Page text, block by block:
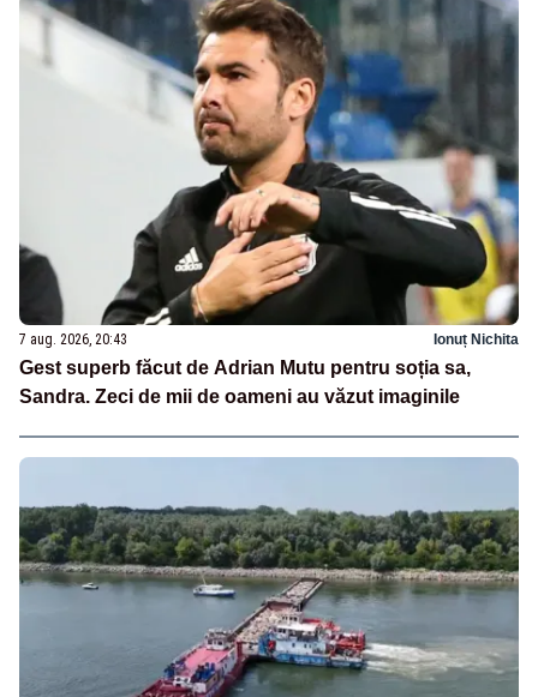
7 aug. 2026, 20:43 Ionuț Nichita
Gest superb făcut de Adrian Mutu pentru soția sa,
Sandra. Zeci de mii de oameni au văzut imaginile